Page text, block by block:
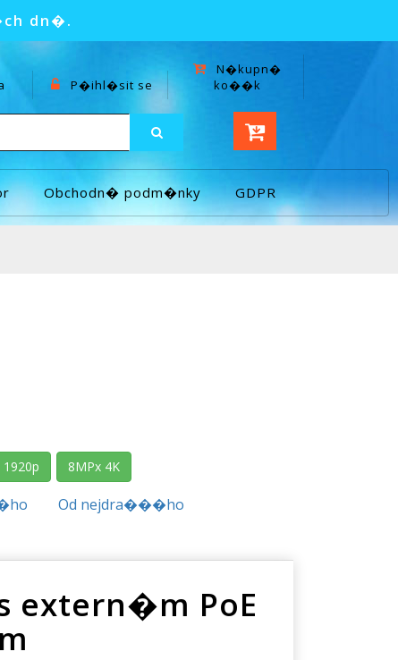
dn�.
P�ihl�sit se
N�kupn�
ko��k
Obchodn� podm�nky GDPR
8MPx 4K
Od nejdra���ho
extern�m PoE